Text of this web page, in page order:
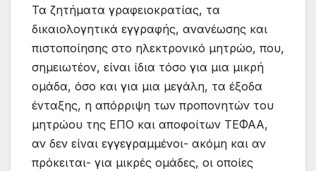
Τα ζητήματα γραφειοκρατίας, τα
δικαιολογητικά εγγραφής, ανανέωσης και
πιστοποίησης στο ηλεκτρονικό μητρώο, που,
σημειωτέον, είναι ίδια τόσο για μια μικρή
ομάδα, όσο και για μια μεγάλη, τα έξοδα
ένταξης, η απόρριψη των προπονητών του
μητρώου της ΕΠΟ και αποφοίτων ΤΕΦΑΑ,
αν δεν είναι εγγεγραμμένοι- ακόμη και αν
πρόκειται- για μικρές ομάδες, οι οποίες